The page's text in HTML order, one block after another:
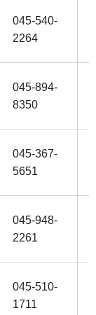
045-540-
2264
045-894-
8350
045-367-
5651
045-948-
2261
045-510-
1711